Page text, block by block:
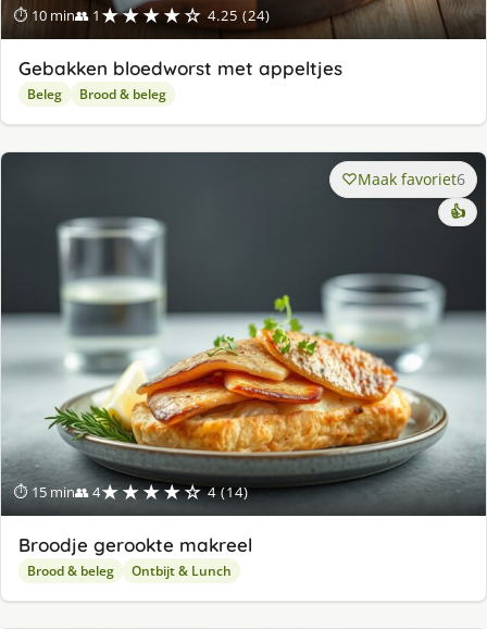
⏱ 10 min👥 1 ★★★★☆ 4.25 (24)
Gebakken bloedworst met appeltjes
Beleg Brood & beleg
⏱ 15 min👥 4★★★★☆ 4 (14)
Maak favoriet6
👍
Broodje gerookte makreel
Brood & beleg Ontbijt & Lunch